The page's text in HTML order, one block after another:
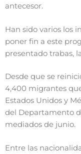
antecesor.
Han sido varios los
poner fin a este
presentado trabas,
Desde que se
4,400 migrantes
Estados Unidos y
del Departamento
mediados de junio.
Entre las